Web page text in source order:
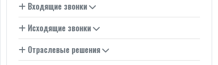
Входящие звонки
Исходящие звонки
Отраслевые решения